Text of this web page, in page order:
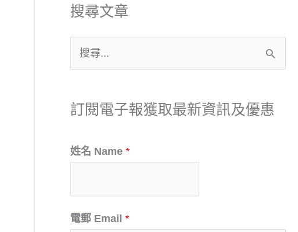
搜尋文章
關
鍵
:
訂閱電子報獲取最新資訊及優惠
姓名 Name *
電郵 Email *